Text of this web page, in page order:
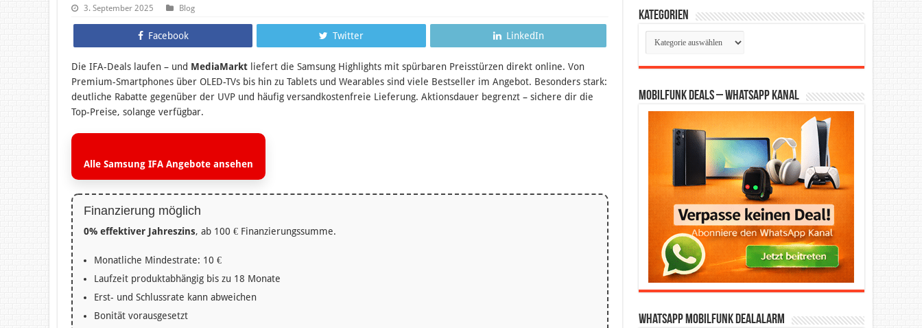
3. September 2025 Blog
Facebook Twitter LinkedIn
Die IFA-Deals laufen – und MediaMarkt liefert die Samsung Highlights mit spürbaren Preisstürzen direkt online. Von
Premium-Smartphones über OLED-TVs bis hin zu Tablets und Wearables sind viele Bestseller im Angebot. Besonders stark:
deutliche Rabatte gegenüber der UVP und häufig versandkostenfreie Lieferung. Aktionsdauer begrenzt – sichere dir die
Top-Preise, solange verfügbar.
Alle Samsung IFA Angebote ansehen
Finanzierung möglich
0% effektiver Jahreszins, ab 100 € Finanzierungssumme.
Monatliche Mindestrate: 10 €
Laufzeit produktabhängig bis zu 18 Monate
Erst- und Schlussrate kann abweichen
Bonität vorausgesetzt
Kategorien
Kategorien
Mobilfunk Deals – WhatsApp Kanal
WhatsApp Mobilfunk DealAlarm